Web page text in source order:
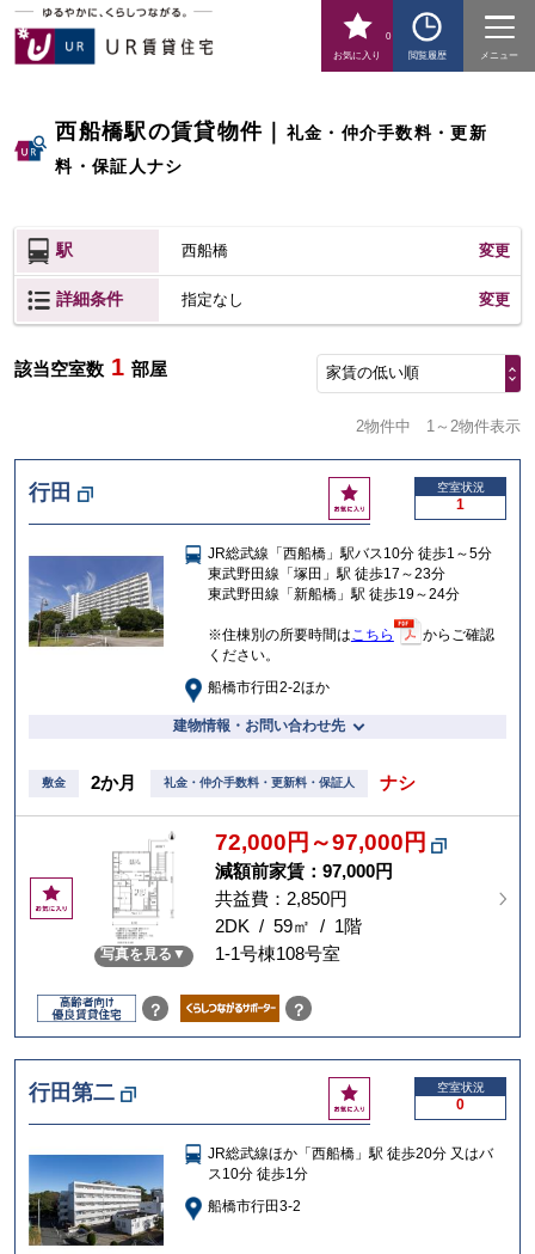
お気に入り
0
閲覧履歴
メニュー
西船橋駅の賃貸物件
礼金・仲介手数料・更新
料・保証人ナシ
駅 西船橋 変更
詳細条件 指定なし 変更
該当空室数 1 部屋 家賃の低い順
2物件中 1～2物件表示
行田
お
気
入
り
空室状況
1
JR総武線「西船橋」駅バス10分 徒歩1～5分
東武野田線「塚田」駅 徒歩17～23分
東武野田線「新船橋」駅 徒歩19～24分
※住棟別の所要時間はこちら
からご確認
ください。
船橋市行田2-2ほか
建物情報・お問い合わせ先
敷金 2か月 礼金・仲介手数料・更新料・保証人 ナシ
お
気
写真を見る
72,000円～97,000円
減額前家賃：97,000円
共益費：2,850円
2DK / 59㎡ / 1階
1-1号棟108号室
？ ？
行田第二
お
気
入
空室状況
0
JR総武線ほか「西船橋」駅 徒歩20分 又はバ
ス10分 徒歩1分
船橋市行田3-2